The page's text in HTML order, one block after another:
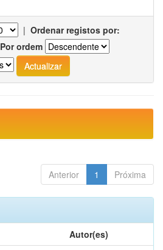
| Ordenar registos por:
Por ordem
Anterior 1 Próxima
Autor(es)